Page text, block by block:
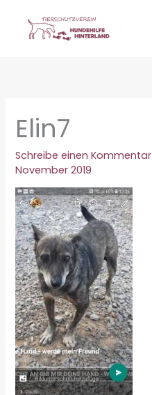
springen
Elin7
Schreibe einen Kommentar
November 2019